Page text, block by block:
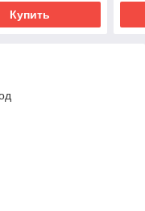
Купить